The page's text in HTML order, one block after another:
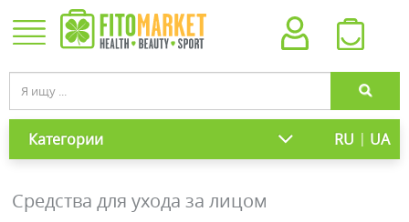
Категории RU | UA
Средства для ухода за лицом